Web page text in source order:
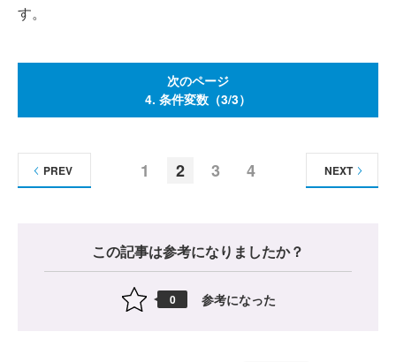
す。
次のページ
4. 条件変数（3/3）
1 2 3 4
PREV NEXT
この記事は参考になりましたか？
0 参考になった